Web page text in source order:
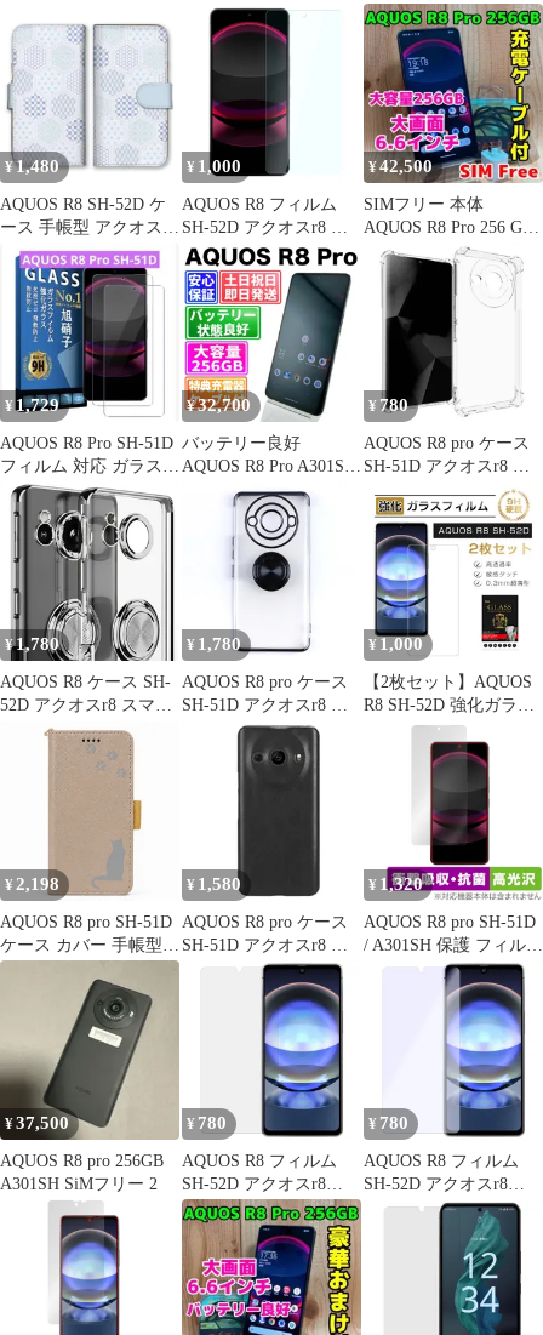
沢 アクオス R8 SH52D
スマホ用保護フィルム
衝撃吸収 高光沢 抗菌
防止 透明 クリア ３セ
ット ２枚入り SH-52D
プ RT-AQFS1FT-CA
【普通郵便にて8/19発
送予定】
携帯カバー aquos r8 ケ
ース カバー 軽量設計
クリア 保護ケース 耐衝
撃 透明 SH-52D スマホ
ケース 四隅エアクッシ
ョン 柔軟なTPU素材 シ
ンプル
¥ 1,480
AQUOS R8 SH-52D ケ
ース 手帳型 アクオス
R8 スマホケース 携帯
ケース 和風 和柄 レト
ロ 花 市松 矢絣 青海波
かわいい 日本 おしゃれ
上品 キレイ カラー03
¥ 1,000
AQUOS R8 フィルム
SH-52D アクオスr8 強
化ガラス フィルム
¥42,500
SIMフリー 本体
AQUOS R8 Pro 256 GB
292 ブラック
¥ 1,729
AQUOS R8 Pro SH-51D
フィルム 対応 ガラスフ
ィルム
¥32,700
バッテリー良好
AQUOS R8 Pro A301SH
256GB ブラック SIMフ
リー(simロック解除済)
中古 本体 動作確認済
【最短送料無料】M-
¥ 780
AQUOS R8 pro ケース
SH-51D アクオスr8 プ
ロ 薄型 耐衝撃 コーナ
ーガード ソフト ケース
¥1,780
AQUOS R8 ケース SH-
52D アクオスr8 スマホ
リング 耐衝撃 薄型 ケ
ース 【Color】 シルバ
¥ 1,780
AQUOS R8 pro ケース
SH-51D アクオスr8 プ
ロ スマホリング 耐衝撃
薄型 ケース 【Color】
ブラック
¥ 1,000
【2枚セット】AQUOS
R8 SH-52D 強化ガラス
保護フィルム SH-52D
docomo 液晶保護
AQUOS R8 スクリーン
保護フィルム クリア仕
様 SHARP AQUOS R8
画面保護シート 耐衝撃
耐摩擦 スクラッチ防止
AQUOS R8
¥ 2,198
AQUOS R8 pro SH-51D
ケース カバー 手帳型
猫 ねこ SH-51Dケース
SH-51Dカバー SH51D
ケース SH51Dカバー
"q-15m-27-dn03
¥ 1,580
AQUOS R8 pro ケース
SH-51D アクオスr8 プ
ロ レザー ハード ケー
ス 【Color】 ブラック
¥ 1,320
AQUOS R8 pro SH-51D
/ A301SH 保護 フィルム
OverLay Absorber 高光
沢 アクオス アールエイ
ト プロ 衝撃吸収 抗菌
¥37,500
AQUOS R8 pro 256GB
A301SH SiMフリー 2
¥ 780
AQUOS R8 フィルム
SH-52D アクオスr8
PET 保護フィルム
【Color】 光沢なし
¥ 780
AQUOS R8 フィルム
SH-52D アクオスr8
PET 保護フィルム
【Color】 ブルーライト